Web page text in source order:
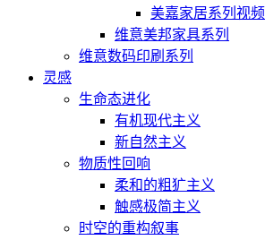
美嘉家居系列视频
维意美邦家具系列
维意数码印刷系列
灵感
生命态进化
有机现代主义
新自然主义
物质性回响
柔和的粗犷主义
触感极简主义
时空的重构叙事